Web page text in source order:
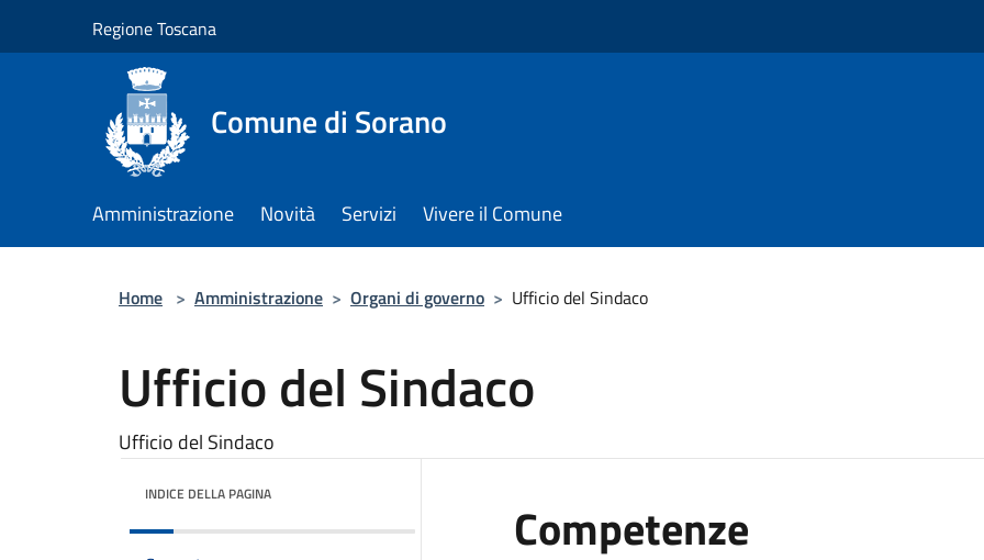
Regione Toscana
Comune di Sorano
Amministrazione Novità Servizi Vivere il Comune
Home > Amministrazione > Organi di governo > Ufficio del Sindaco
Ufficio del Sindaco
Ufficio del Sindaco
INDICE DELLA PAGINA
Competenze